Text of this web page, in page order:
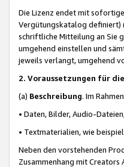
Die Lizenz endet mit
Vergütungskatalog definiert)
schriftliche Mitteilung an Sie
umgehend einstellen und
jeweils verlangt, umgehend
2. Voraussetzungen für
(a) Beschreibung. Im
• Daten, Bilder, Audio-
• Textmaterialien, wie
Neben den vorstehenden
Zusammenhang mit